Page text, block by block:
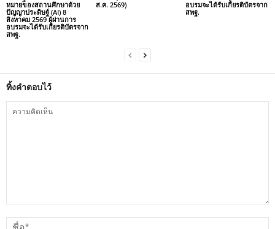
หมายของสถานศึกษาด้วย
ปัญญาประดิษฐ์ (AI) 8
สิงหาคม 2569 ผู้ผ่านการ
อบรมจะได้รับเกียรติบัตรจาก
สพฐ.
ส.ค. 2569)
อบรมจะได้รับเกียรติบัตรจาก
สพฐ.
ทิ้งคำตอบไว้